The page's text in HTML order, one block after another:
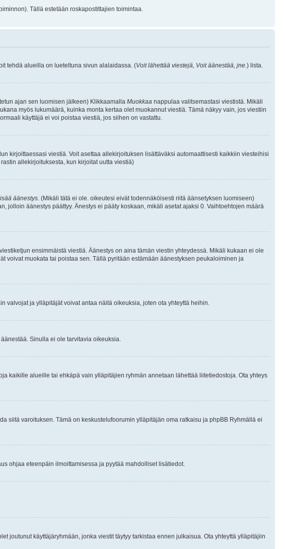
Tällä estetään roskapostittajien toimintaa.
tehdä alueilla on lueteltuna sivun alalaidassa. (Voit lähettää viestejä, Voit äänestää, jne. ) lista.
ajan sen luomisen jälkeen) Klikkaamalla Muokkaa nappulaa valitsemastasi viestistä. Mikäli
myös lukumäärä, kuinka monta kertaa olet muokannut viestiä. Tämä näkyy vain, jos viestiin
käyttäjä ei voi poistaa viestiä, jos siihen on vastattu.
kirjoittaessasi viestiä. Voit asettaa allekirjoituksen lisättäväksi automaattisesti kaikkiin viesteihisi
allekirjoituksesta, kun kirjoitat uutta viestiä)
äänestys . (Mikäli tätä ei ole. oikeutesi eivät todennäköisesti riitä äänsetyksen luomiseen)
äänestys päättyy. Änestys ei pääty koskaan, mikäli asetat ajaksi 0. Vaihtoehtojen määrä
ensimmäistä viestiä. Äänestys on aina tämän viestin yhteydessä. Mikäli kukaan ei ole
voivat muokata tai poistaa sen. Tällä pyritään estämään äänestyksen peukaloiminen ja
valvojat ja ylläpitäjät voivat antaa näitä oikeuksia, joten ota yhteyttä heihin.
Sinulla ei ole tarvitavia oikeuksia.
kaikille alueille tai ehkäpä vain ylläpitäjien ryhmän annetaan lähettää liitetiedostoja. Ota yhteys
siitä varoituksen. Tämä on keskustelufoorumin ylläpitäjän oma ratkaisu ja phpBB Ryhmällä ei
ohjaa eteenpäin ilmoittamisessa ja pyytää mahdolliset lisätiedot.
joutunut käyttäjäryhmään, jonka viestit täytyy tarkistaa ennen julkaisua. Ota yhteyttä ylläpitäjiin